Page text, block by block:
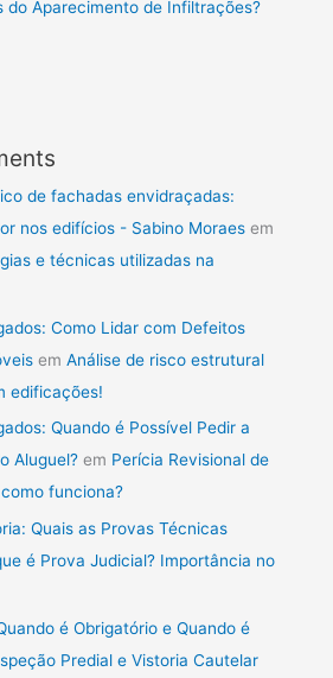
do Aparecimento de Infiltrações?
de fachadas envidraçadas:
nos edifícios - Sabino Moraes em
e técnicas utilizadas na
Como Lidar com Defeitos
emAnálise de risco estrutural
edificações!
Quando é Possível Pedir a
Aluguel? em Perícia Revisional de
funciona?
Quais as Provas Técnicas
é Prova Judicial? Importância no
é Obrigatório e Quando é
Predial e Vistoria Cautelar